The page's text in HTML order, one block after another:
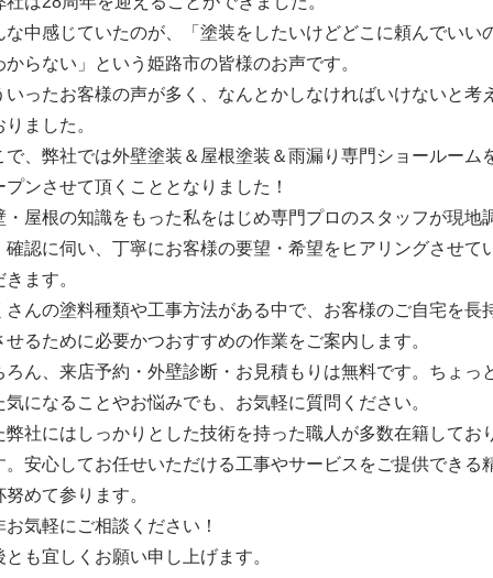
な中感じていたのが、「塗装をしたいけどどこに頼んでいい
からない」という姫路市の皆様のお声です。
いったお客様の声が多く、なんとかしなければいけないと考え
りました。
で、弊社では外壁塗装＆屋根塗装＆雨漏り専門ショールーム
プンさせて頂くこととなりました！
・屋根の知識をもった私をはじめ専門プロのスタッフが現地
確認に伺い、丁寧にお客様の要望・希望をヒアリングさせて
きます。
さんの塗料種類や工事方法がある中で、お客様のご自宅を長
せるために必要かつおすすめの作業をご案内します。
ろん、来店予約・外壁診断・お見積もりは無料です。ちょっ
気になることやお悩みでも、お気軽に質問ください。
弊社にはしっかりとした技術を持った職人が多数在籍してお
。安心してお任せいただける工事やサービスをご提供できる
努めて参ります。
お気軽にご相談ください！
とも宜しくお願い申し上げます。